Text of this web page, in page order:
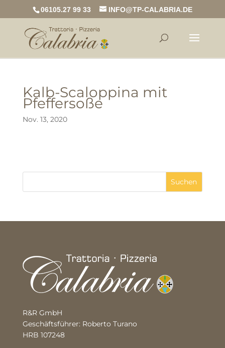
06105.27 99 33 INFO@TP-CALABRIA.DE
Kalb-Scaloppina mit
Pfeffersoße
Nov. 13, 2020
R&R GmbH
Geschäftsführer: Roberto Turano
HRB 107248